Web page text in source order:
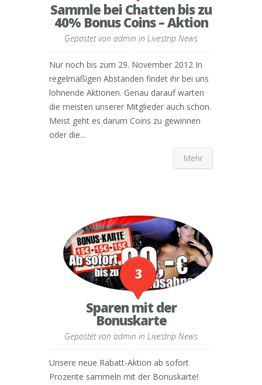
Sammle bei Chatten bis zu
40% Bonus Coins – Aktion
Gepostet von admin in Livestrip News
Nur noch bis zum 29. November 2012 In
regelmäßigen Abständen findet ihr bei uns
lohnende Aktionen. Genau darauf warten
die meisten unserer Mitglieder auch schon.
Meist geht es darum Coins zu gewinnen
oder die...
Mehr
3
Sparen mit der
Bonuskarte
Gepostet von admin in Livestrip News
Unsere neue Rabatt-Aktion ab sofort
Prozente sammeln mit der Bonuskarte!